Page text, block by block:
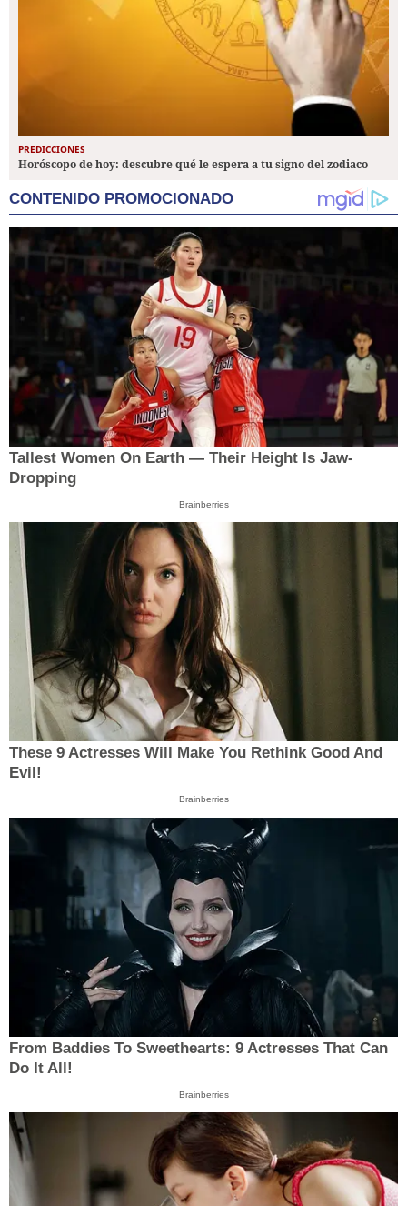
PREDICCIONES
Horóscopo de hoy: descubre qué le espera a tu signo del zodiaco
CONTENIDO PROMOCIONADO
Tallest Women On Earth — Their Height Is Jaw-
Dropping
Brainberries
These 9 Actresses Will Make You Rethink Good And
Evil!
Brainberries
From Baddies To Sweethearts: 9 Actresses That Can
Do It All!
Brainberries